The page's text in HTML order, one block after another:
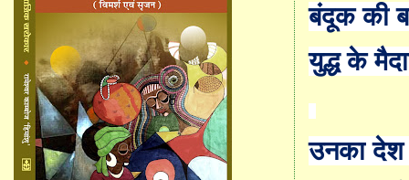
बंदूक की
युद्ध के
उनका देश